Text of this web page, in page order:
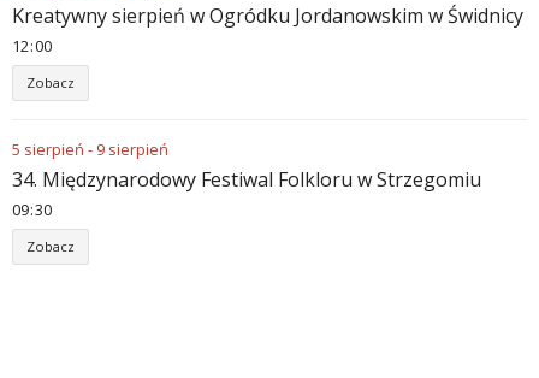
Kreatywny sierpień w Ogródku Jordanowskim w Świdnicy
12:00
Zobacz
5 sierpień - 9 sierpień
34. Międzynarodowy Festiwal Folkloru w Strzegomiu
09:30
Zobacz